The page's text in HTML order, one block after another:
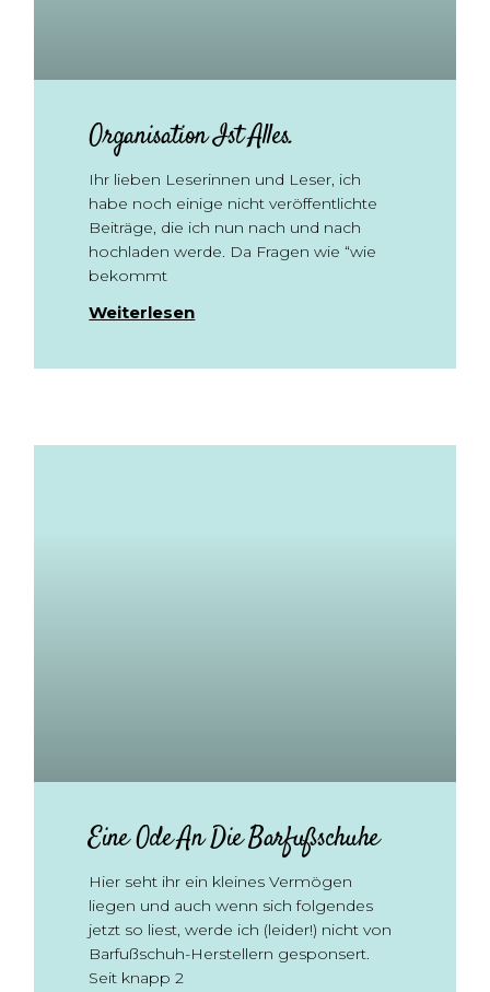
Organisation Ist Alles.
Ihr lieben Leserinnen und Leser, ich
habe noch einige nicht veröffentlichte
Beiträge, die ich nun nach und nach
hochladen werde. Da Fragen wie “wie
bekommt
Weiterlesen
Eine Ode An Die Barfußschuhe
Hier seht ihr ein kleines Vermögen
liegen und auch wenn sich folgendes
jetzt so liest, werde ich (leider!) nicht von
Barfußschuh-Herstellern gesponsert.
Seit knapp 2